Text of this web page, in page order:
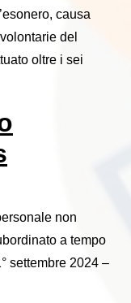
causa
del
oltre i sei
non
a tempo
settembre 2024 –